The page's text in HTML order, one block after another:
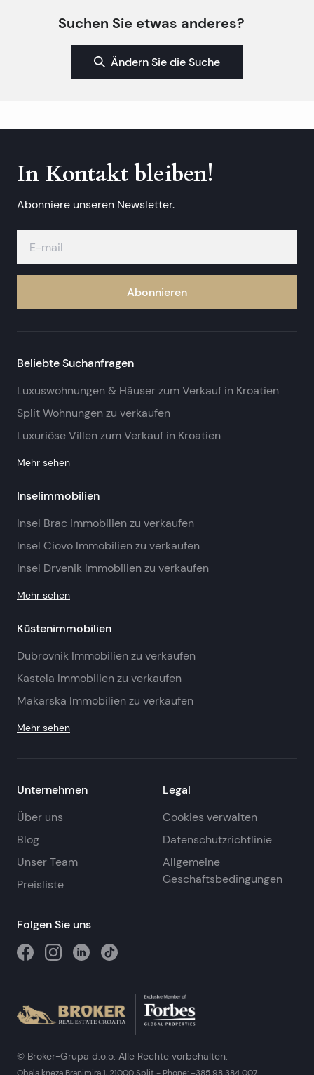
Suchen Sie etwas anderes?
Ändern Sie die Suche
In Kontakt bleiben!
Abonniere unseren Newsletter.
Abonnieren
Beliebte Suchanfragen
Luxuswohnungen & Häuser zum Verkauf in Kroatien
Split Wohnungen zu verkaufen
Luxuriöse Villen zum Verkauf in Kroatien
Mehr sehen
Inselimmobilien
Insel Brac Immobilien zu verkaufen
Insel Ciovo Immobilien zu verkaufen
Insel Drvenik Immobilien zu verkaufen
Mehr sehen
Küstenimmobilien
Dubrovnik Immobilien zu verkaufen
Kastela Immobilien zu verkaufen
Makarska Immobilien zu verkaufen
Mehr sehen
Unternehmen
Über uns
Blog
Unser Team
Preisliste
Legal
Cookies verwalten
Datenschutzrichtlinie
Allgemeine
Geschäftsbedingungen
Folgen Sie uns
© Broker-Grupa d.o.o. Alle Rechte vorbehalten.
Obala kneza Branimira 1, 21000 Split - Phone: +385 98 384 007